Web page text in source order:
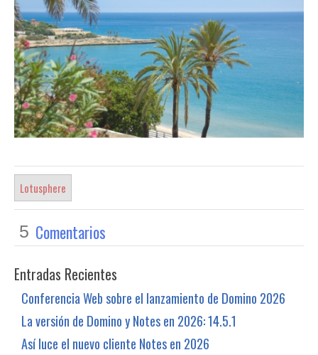
Lotusphere
5 Comentarios
Entradas Recientes
Conferencia Web sobre el lanzamiento de Domino 2026
La versión de Domino y Notes en 2026: 14.5.1
Así luce el nuevo cliente Notes en 2026